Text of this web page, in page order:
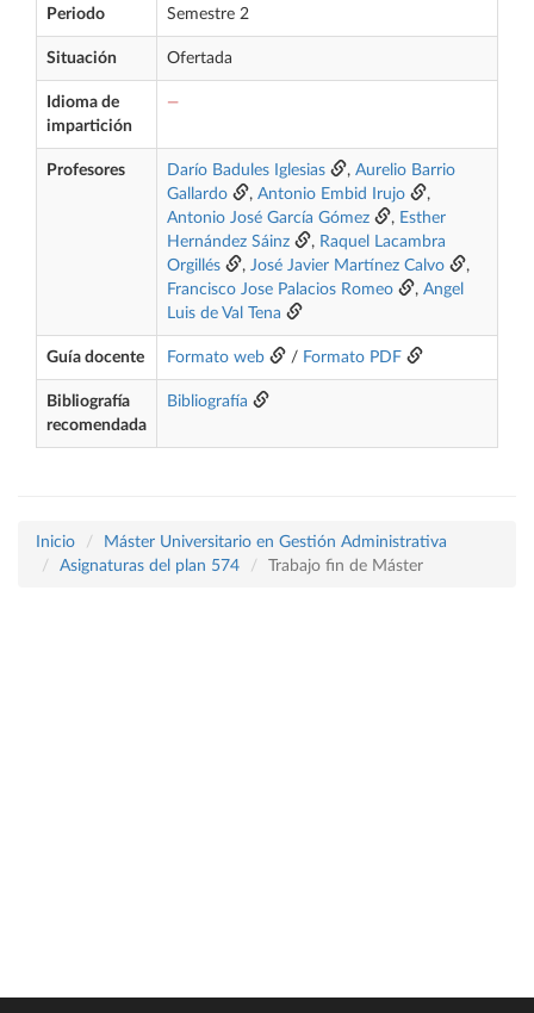
Periodo Semestre 2
Situación Ofertada
Idioma de
impartición
—
Profesores Darío Badules Iglesias , Aurelio Barrio
Gallardo
, Antonio Embid Irujo
,
Antonio José García Gómez
, Esther
Hernández Sáinz
, Raquel Lacambra
Orgillés
, José Javier Martínez Calvo
,
Francisco Jose Palacios Romeo
, Angel
Luis de Val Tena
Guía docente Formato web / Formato PDF
Bibliografía
recomendada
Bibliografía
Inicio
Máster Universitario en Gestión Administrativa
Asignaturas del plan 574
Trabajo fin de Máster